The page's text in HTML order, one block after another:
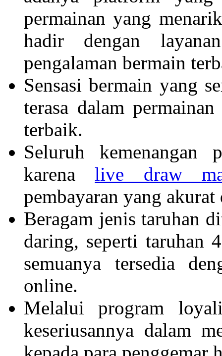
permainan yang
hadir dengan
pengalaman bermain
Sensasi bermain yang
terasa dalam
terbaik.
Seluruh kemenangan
karenalive draw
pembayaran yang akurat
Beragam jenis taruhan
daring, seperti taruhan
semuanya tersedia
online.
Melalui program
keseriusannya dalam